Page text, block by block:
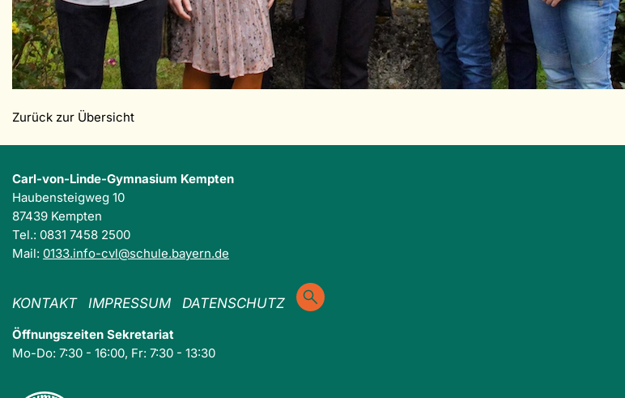
Zurück zur Übersicht
Carl-von-Linde-Gymnasium Kempten
Haubensteigweg 10
87439 Kempten
Tel.: 0831 7458 2500
Mail: 0133.info-cvl@schule.bayern.de
KONTAKT IMPRESSUM DATENSCHUTZ
Öffnungszeiten Sekretariat
Mo-Do: 7:30 - 16:00, Fr: 7:30 - 13:30